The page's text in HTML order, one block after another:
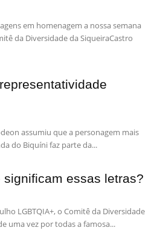
em homenagem a nossa semana
da Diversidade da SiqueiraCastro
assumiu que a personagem mais
do Biquíni faz parte da...
significam essas letras?
LGBTQIA+, o Comitê da Diversidade
uma vez por todas a famosa...